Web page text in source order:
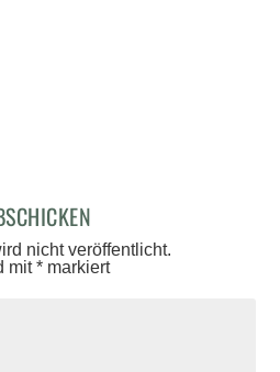
nicht veröffentlicht.
mit* markiert